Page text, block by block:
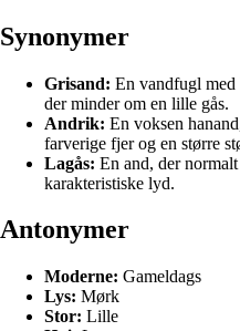
Synonymer
Grisand: En vandfugl med
der minder om en lille gås.
Andrik: En voksen
farverige fjer og en større
Lagås: En and, der
karakteristiske lyd.
Antonymer
Moderne: Gameldags
Lys: Mørk
Stor: Lille